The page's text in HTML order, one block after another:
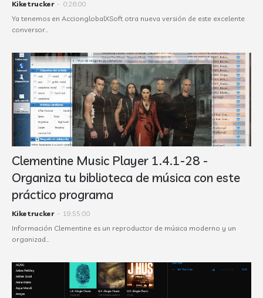
Kiketrucker - 0:26:00
Ya tenemos en AccionglobalXSoft otra nueva versión de este excelente
conversor…
Clementine Music Player 1.4.1-28 -
Organiza tu biblioteca de música con este
práctico programa
Kiketrucker - 19:55:00
Información Clementine es un reproductor de música moderno y un
organizad…